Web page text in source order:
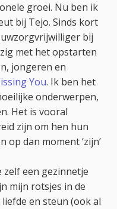
groei. Nu ben ik
bij Tejo. Sinds kort
bij
met het opstarten
jongeren en
You. Ik ben het
onderwerpen,
Het is vooral
zijn om hen hun
op dan moment ‘zijn’
zelf een gezinnetje
mijn rotsjes in de
en steun (ook al